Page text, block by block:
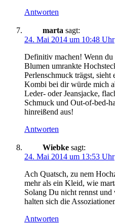
Antworten
marta sagt:
24. Mai 2014 um 10:48 Uhr
Definitiv machen! Wenn du
Blumen umrankte
Perlenschmuck trägst,
Kombi bei dir würde mich
Leder- oder Jeansjacke,
Schmuck und Out-of-bed-
hinreißend aus!
Antworten
Wiebke sagt:
24. Mai 2014 um 13:53 Uhr
Ach Quatsch, zu nem
mehr als ein Kleid, wie
Solang Du nicht rennst und
halten sich die
Antworten